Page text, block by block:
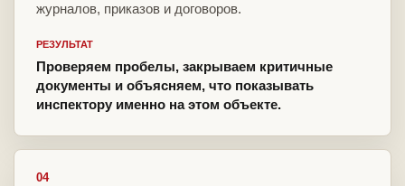
журналов, приказов и договоров.
РЕЗУЛЬТАТ
Проверяем пробелы, закрываем критичные
документы и объясняем, что показывать
инспектору именно на этом объекте.
04